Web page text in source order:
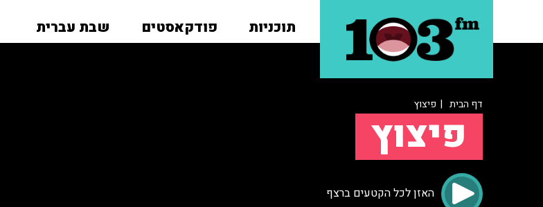
תוכניות פודקאסטים שבת עברית
דף הבית | פיצוץ
פיצוץ
האזן לכל הקטעים ברצף